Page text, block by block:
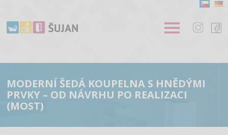
MODERNÍ ŠEDÁ KOUPELNA S HNĚDÝMI
PRVKY – OD NÁVRHU PO REALIZACI
(MOST)